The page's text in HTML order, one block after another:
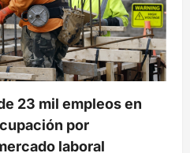
23 mil empleos en
por
laboral